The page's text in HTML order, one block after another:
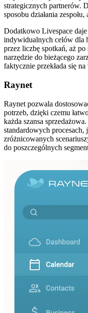
strategicznych partnerów.
sposobu działania
Dodatkowo Livespace
indywidualnych celów dla
przez liczbę spotkań, aż
narzędzie do bieżącego
faktycznie przekłada się
Raynet
Raynet pozwala
potrzeb, dzięki czemu
każda szansa
standardowych
zróżnicowanych
do poszczególnych